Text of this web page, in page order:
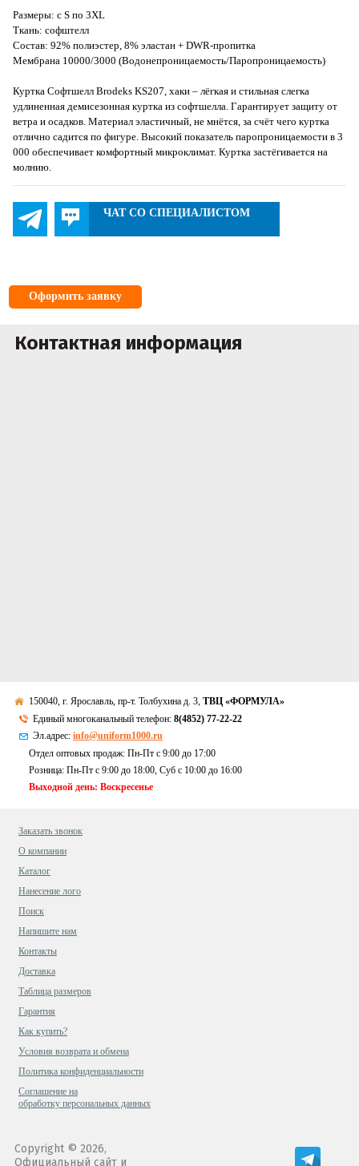
Размеры: с S по 3XL
Ткань: софштелл
Состав: 92% полиэстер, 8% эластан + DWR-пропитка
Мембрана 10000/3000 (Водонепроницаемость/Паропроницаемость)
Куртка Софтшелл Brodeks KS207, хаки – лёгкая и стильная слегка
удлиненная демисезонная куртка из софтшелла. Гарантирует защиту от
ветра и осадков. Материал эластичный, не мнётся, за счёт чего куртка
отлично садится по фигуре. Высокий показатель паропроницаемости в 3
000 обеспечивает комфортный микроклимат. Куртка застёгивается на
молнию.
ЧАТ СО СПЕЦИАЛИСТОМ
Оформить заявку
Контактная информация
150040, г. Ярославль, пр-т. Толбухина д. 3,ТВЦ «ФОРМУЛА»
Единый многоканальный телефон:8(4852) 77-22-22
Эл.адрес:info@uniform1000.ru
Отдел оптовых продаж: Пн-Пт с 9:00 до 17:00
Розница: Пн-Пт с 9:00 до 18:00, Суб c 10:00 до 16:00
Выходной день: Воскресенье
Заказать звонок
О компании
Каталог
Нанесение лого
Поиск
Напишите нам
Контакты
Доставка
Таблица размеров
Гарантия
Как купить?
Условия возврата и обмена
Политика конфиденциальности
Cоглашение на
обработку персональных данных
Copyright © 2026,
Официальный сайт и